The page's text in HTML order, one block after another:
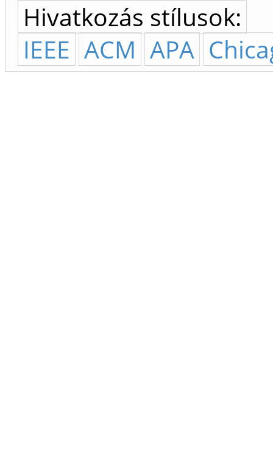
Hivatkozás stílusok:
IEEE ACM APA